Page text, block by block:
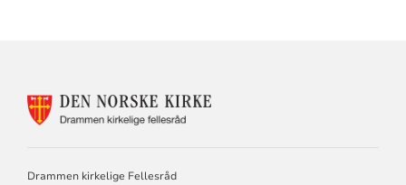
Drammen kirkelige Fellesråd